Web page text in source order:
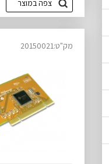
צפה במוצר
מק"ט:20150021